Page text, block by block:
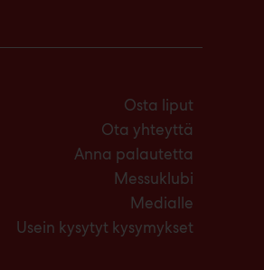
Osta liput
Ota yhteyttä
Anna palautetta
Messuklubi
Medialle
Usein kysytyt kysymykset